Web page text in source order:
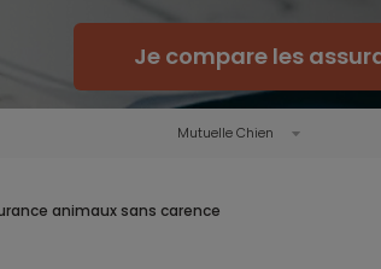
Je compare les
Mutuelle Chien
animaux sans carence